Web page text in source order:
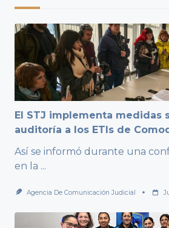
El STJ implementa medidas
auditoría a los ETIs de
Así se informó durante una
en la ...
Agencia De Comunicación Judicial